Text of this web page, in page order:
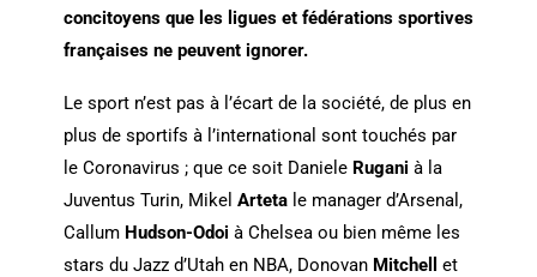
concitoyens que les ligues et fédérations sportives
françaises ne peuvent ignorer.
Le sport n’est pas à l’écart de la société, de plus en
plus de sportifs à l’international sont touchés par
le Coronavirus ; que ce soit Daniele Rugani à la
Juventus Turin, Mikel Artetale manager d’Arsenal,
Callum Hudson-Odoi à Chelsea ou bien même les
stars du Jazz d’Utah en NBA, Donovan Mitchell
et